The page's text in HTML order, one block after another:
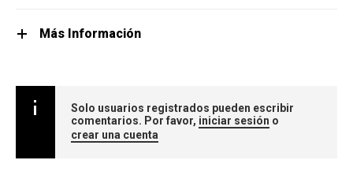
Más Información
Solo usuarios registrados pueden escribir
comentarios. Por favor, iniciar sesión o
crear una cuenta